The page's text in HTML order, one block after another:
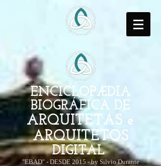
ENCICLOPÆDIA
BIOGRÁFICA DE
ARQUITETAS e
ARQUITETOS
DIGITAL
"EBAD" - DESDE 2015 - by Silvio Durante